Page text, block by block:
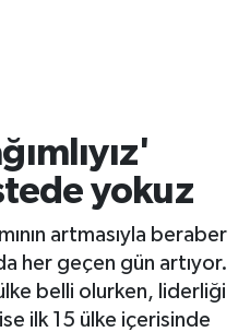
yokuz
artmasıyla beraber
her geçen gün artıyor.
belli olurken, liderliği
ilk 15 ülke içerisinde